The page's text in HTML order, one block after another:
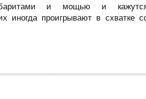
и мощью и
проигрывают в схватке